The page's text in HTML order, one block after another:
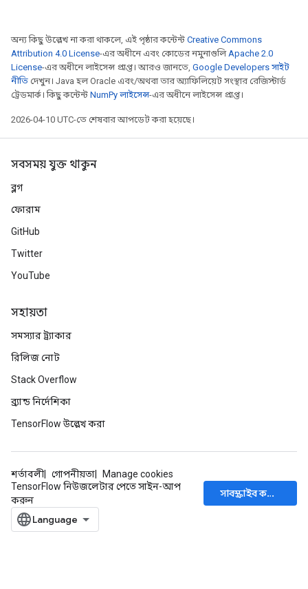
অন্য কিছু উল্লেখ না করা থাকলে, এই পৃষ্ঠার কন্টেন্ট Creative Commons
Attribution 4.0 License-এর অধীনে এবং কোডের নমুনাগুলিApache 2.0
License-এর অধীনে লাইসেন্স প্রাপ্ত। আরও জানতে, Google Developers সাইট
নীতি দেখুন। Java হল Oracle এবং/অথবা তার অ্যাফিলিয়েট সংস্থার রেজিস্টার্ড
ট্রেডমার্ক। কিছু কন্টেন্ট NumPy লাইসেন্স-এর অধীনে লাইসেন্স প্রাপ্ত।
2026-04-10 UTC-তে শেষবার আপডেট করা হয়েছে।
সবসময় যুক্ত থাকুন
ব্লগ
ফোরাম
GitHub
Twitter
YouTube
সহায়তা
সমস্যার ট্র্যাকার
রিলিজ নোট
Stack Overflow
ব্র্যান্ড নির্দেশিকা
TensorFlow উল্লেখ করা
শর্তাবলী গোপনীয়তা
Manage cookies
TensorFlow নিউজলেটার পেতে সাইন-আপ
করুন
সাবস্ক্রাইব করুন